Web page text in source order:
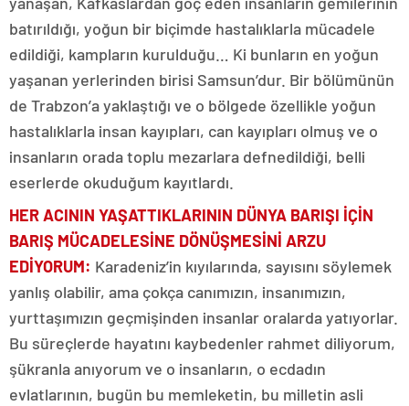
batırıldığı, yoğun bir biçimde hastalıklarla mücadele
edildiği, kampların kurulduğu… Ki bunların en yoğun
yaşanan yerlerinden birisi Samsun’dur. Bir bölümünün
de Trabzon’a yaklaştığı ve o bölgede özellikle yoğun
hastalıklarla insan kayıpları, can kayıpları olmuş ve o
insanların orada toplu mezarlara defnedildiği, belli
eserlerde okuduğum kayıtlardı.
HER ACININ YAŞATTIKLARININ DÜNYA BARIŞI İÇİN
BARIŞ MÜCADELESİNE DÖNÜŞMESİNİ ARZU
EDİYORUM: Karadeniz’in kıyılarında, sayısını söylemek
yanlış olabilir, ama çokça canımızın, insanımızın,
yurttaşımızın geçmişinden insanlar oralarda yatıyorlar.
Bu süreçlerde hayatını kaybedenler rahmet diliyorum,
şükranla anıyorum ve o insanların, o ecdadın
evlatlarının, bugün bu memleketin, bu milletin asli